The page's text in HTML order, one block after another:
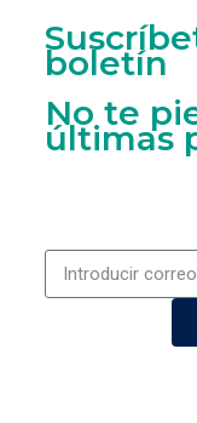
boletín
No te
últimas